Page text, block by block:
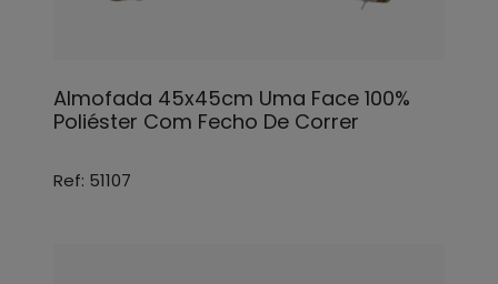
Almofada 45x45cm Uma Face 100%
Poliéster Com Fecho De Correr
Ref: 51107